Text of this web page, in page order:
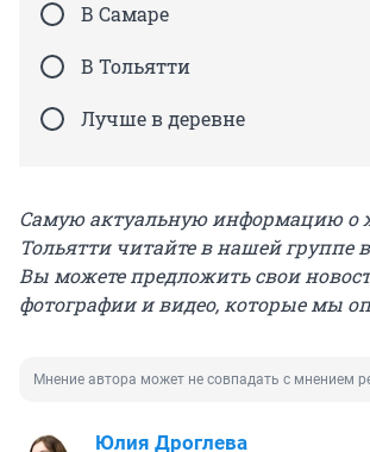
В Самаре
В Тольятти
Лучше в деревне
Самую актуальную информацию о
Тольятти читайте в нашей группе
Вы можете предложить свои
фотографии и видео, которые мы
Мнение автора может не совпадать с мнением
Юлия Дроглева